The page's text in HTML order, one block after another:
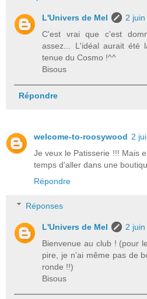
L'Univers de Mel
2
C'est vrai que c'est
assez... L'idéal aurait été
tenue du Cosmo !^^
Bisous
Répondre
welcome-to-roosywood 2
Je veux le Patisserie !!! Mais
temps d'aller dans une
Répondre
Réponses
L'Univers de Mel
2
Bienvenue au club ! (pour
pire, je n'ai même pas de
ronde !!)
Bisous